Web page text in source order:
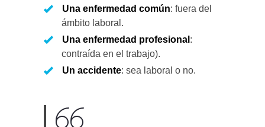
Una enfermedad común: fuera del
ámbito laboral.
Una enfermedad profesional :
contraída en el trabajo).
Un accidente: sea laboral o no.